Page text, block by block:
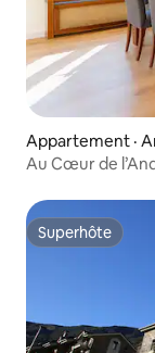
Appartement ·
Au Cœur de
Superhôte
Superhôte